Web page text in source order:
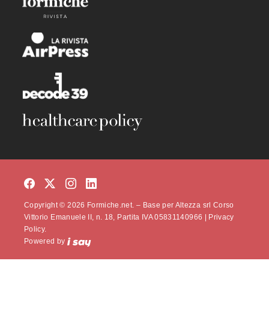
Copyright © 2026 Formiche.net. – Base per Altezza srl Corso
Vittorio Emanuele II, n. 18, Partita IVA 05831140966 |
Privacy
Policy.
Powered by